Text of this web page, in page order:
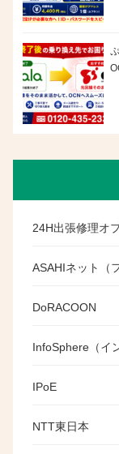
24H出張修理オ
ASAHIネット（
DoRACOON
InfoSphere（イ
IPoE
NTT東日本